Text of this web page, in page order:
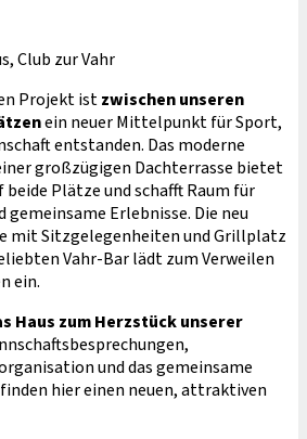
Club zur Vahr
Projekt istzwischen unseren
ein neuer Mittelpunkt für Sport,
entstanden. Das moderne
großzügigen Dachterrasse bietet
Plätze und schafft Raum für
gemeinsame Erlebnisse. Die neu
mit Sitzgelegenheiten und Grillplatz
Vahr-Bar lädt zum Verweilen
ein.
Haus zum Herzstück unserer
und das gemeinsame
hier einen neuen, attraktiven